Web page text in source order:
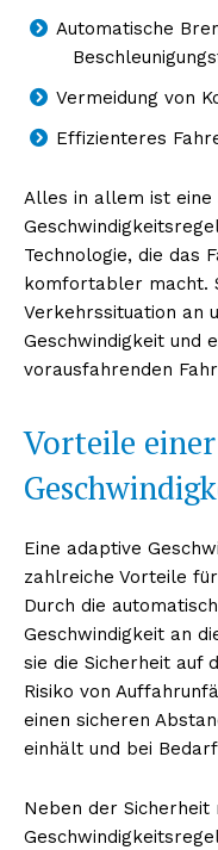
Automatische
Vermeidung von
Effizienteres
Alles in allem ist eine
Technologie, die das
komfortabler macht.
Verkehrssituation an
Geschwindigkeit und
vorausfahrenden
Vorteile
Eine adaptive
zahlreiche Vorteile
Durch die
Geschwindigkeit an
sie die Sicherheit auf
Risiko von
einen sicheren
einhält und bei
Neben der